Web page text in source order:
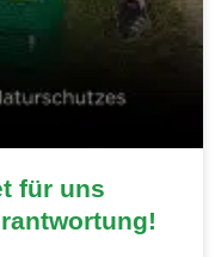
für uns